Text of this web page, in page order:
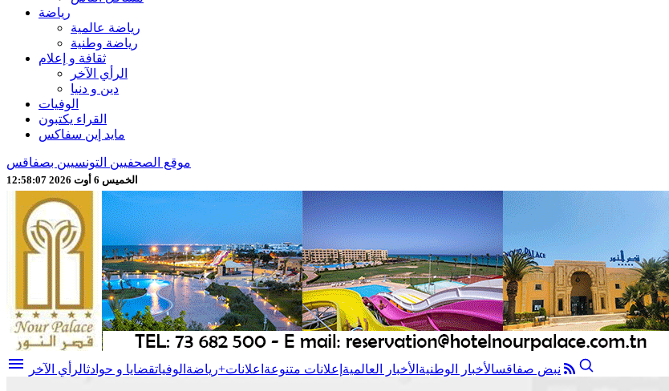
رياضة
رياضة عالمية
رياضة وطنية
ثقافة و إعلام
الرأي الآخر
دين و دنيا
الوفيات
القراء يكتبون
مايد إين سفاكس
موقع الصحفيين التونسيين بصفاقس
الخميس 6 أوت 2026 12:58:08
menu نبض صفاقسالأخبار الوطنية الأخبار العالمية إعلانات متنوعة اعلانات+رياضة الوفياتقضايا و حوادثالرأي الآخر